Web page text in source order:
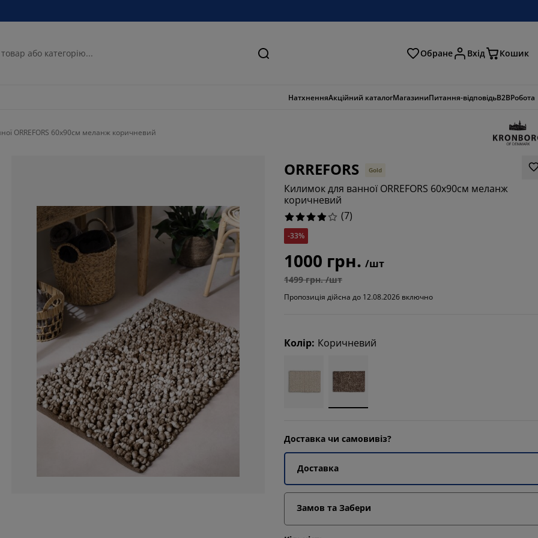
Пошук Обране Вхід Кошик
НатхненняАкційний каталогМагазиниПитання-відповідьB2BРобота
ORREFORS 60x90см меланж коричневий
ORREFORS Gold
Килимок для ванної ORREFORS 60x90см меланж
коричневий
(7)
-33%
1000 грн. /шт
1499 грн. /шт
Пропозиція дійсна до 12.08.2026 включно
Колір: Коричневий
Доставка чи самовивіз?
Доставка
Замов та Забери
71.42857142857143%
28.57142857142857%